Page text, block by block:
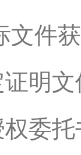
文件
明
委